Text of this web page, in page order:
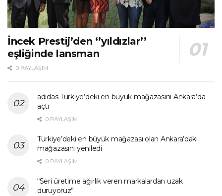
İncek Prestij’den ‘’yıldızlar’’
eşliğinde lansman
0 PAYLAŞIM
adidas Türkiye’deki en büyük mağazasını Ankara’da
açtı
0 PAYLAŞIM
Türkiye’deki en büyük mağazası olan Ankara’daki
mağazasını yeniledi
0 PAYLAŞIM
“Seri üretime ağırlık veren markalardan uzak
duruyoruz”